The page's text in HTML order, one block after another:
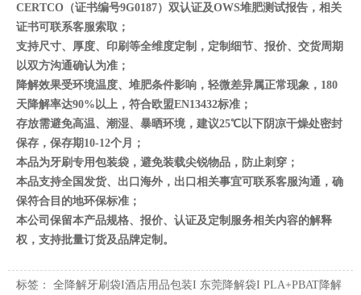
CERTCO（证书编号9G0187）双认证及OWS堆肥测试报告，相关
证书可联系客服索取；
支持尺寸、厚度、印刷等全维度定制，定制细节、报价、交货周期
以双方沟通确认为准；
降解效果受环境温度、堆肥条件影响，轻微差异属正常现象，180
天降解率达90%以上，符合欧盟EN13432标准；
存放需避免高温、潮湿、暴晒环境，建议25℃以下阴凉干燥处密封
保存，保存期10-12个月；
本品为牙刷专用包装袋，避免装载尖锐物品，防止刺穿；
本品支持全国发货、出口海外，出口相关事宜可联系客服沟通，确
保符合目的地环保标准；
本公司保留本产品规格、报价、认证及定制服务相关内容的解释
权，支持批量订货及品牌定制。
标签： 全降解牙刷袋I酒店用品包装I 东莞降解袋I PLA+PBAT降解